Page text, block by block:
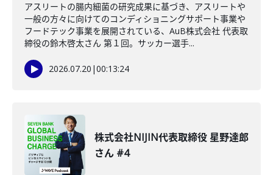
アスリートの腸内細菌の研究成果に基づき、アスリートや
一般の方々に向けてのコンディショニングサポート事業や
フードテック事業を展開されている、AuB株式会社 代表取
締役の鈴木啓太さん 第１回。サッカー選手...
2026.07.20 |00:13:24
株式会社NIJIN代表取締役 星野達郎
さん #4